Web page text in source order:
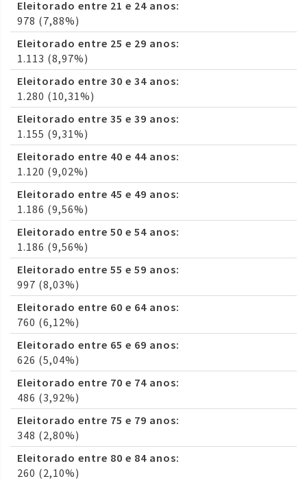
Eleitorado entre 21 e 24 anos:
978 (7,88%)
Eleitorado entre 25 e 29 anos:
1.113 (8,97%)
Eleitorado entre 30 e 34 anos:
1.280 (10,31%)
Eleitorado entre 35 e 39 anos:
1.155 (9,31%)
Eleitorado entre 40 e 44 anos:
1.120 (9,02%)
Eleitorado entre 45 e 49 anos:
1.186 (9,56%)
Eleitorado entre 50 e 54 anos:
1.186 (9,56%)
Eleitorado entre 55 e 59 anos:
997 (8,03%)
Eleitorado entre 60 e 64 anos:
760 (6,12%)
Eleitorado entre 65 e 69 anos:
626 (5,04%)
Eleitorado entre 70 e 74 anos:
486 (3,92%)
Eleitorado entre 75 e 79 anos:
348 (2,80%)
Eleitorado entre 80 e 84 anos:
260 (2,10%)